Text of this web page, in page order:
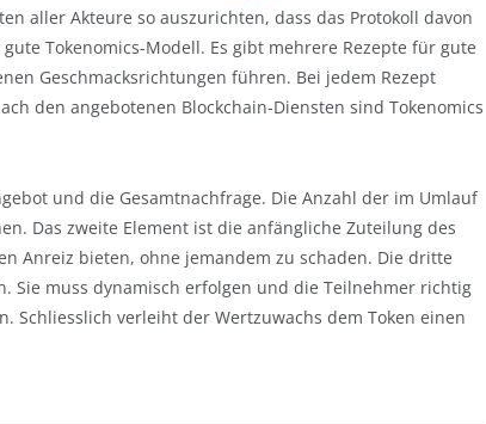
aller Akteure so auszurichten, dass das Protokoll davon
Tokenomics-Modell. Es gibt mehrere Rezepte für gute
Geschmacksrichtungen führen. Bei jedem Rezept
den angebotenen Blockchain-Diensten sind Tokenomics
und die Gesamtnachfrage. Die Anzahl der im Umlauf
Das zweite Element ist die anfängliche Zuteilung des
Anreiz bieten, ohne jemandem zu schaden. Die dritte
Sie muss dynamisch erfolgen und die Teilnehmer richtig
Schliesslich verleiht der Wertzuwachs dem Token einen